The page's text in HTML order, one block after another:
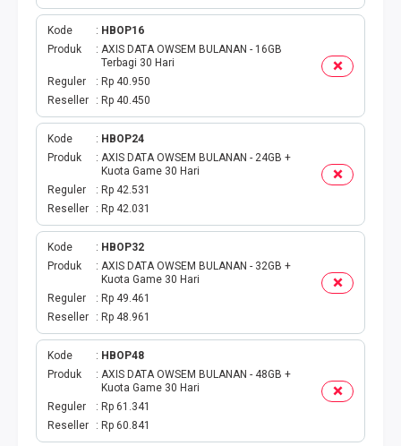
PAKET SMS
AKTIVASI PAKET
VOUCHER DATA
VOUCHER TV
ISI ULANG GAME
TAG PLN
TAG PDAM
TAG BPJS
TAG TELKOM
HP PASCA
Kode
HBOP16
Produk
AXIS DATA OWSEM BULANAN - 16GB
Terbagi 30 Hari
Reguler
Rp 40.950
Reseller
Rp 40.450
Kode
HBOP24
Produk
AXIS DATA OWSEM BULANAN - 24GB +
Kuota Game 30 Hari
Reguler
Rp 42.531
Reseller
Rp 42.031
Kode
HBOP32
Produk
AXIS DATA OWSEM BULANAN - 32GB +
Kuota Game 30 Hari
Reguler
Rp 49.461
Reseller
Rp 48.961
Kode
HBOP48
Produk
AXIS DATA OWSEM BULANAN - 48GB +
Kuota Game 30 Hari
Reguler
Rp 61.341
Reseller
Rp 60.841